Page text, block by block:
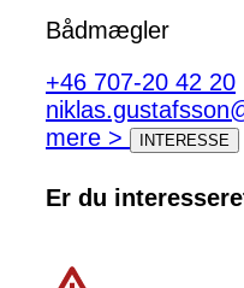
Bådmægler
+46 707-20 42 20
mere >
INTERESSE
Er du